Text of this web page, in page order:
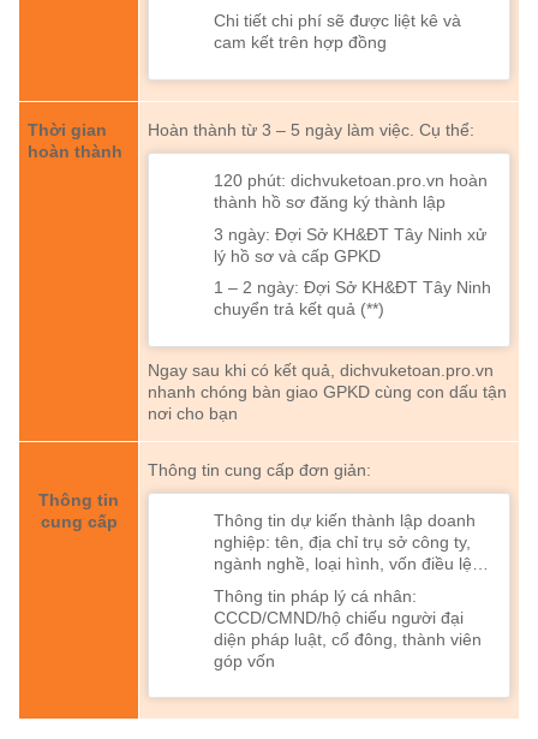
Chi tiết chi phí sẽ được liệt kê và
cam kết trên hợp đồng
Thời gian
hoàn thành
Hoàn thành từ 3 – 5 ngày làm việc. Cụ thể:
120 phút: dichvuketoan.pro.vn hoàn
thành hồ sơ đăng ký thành lập
3 ngày: Đợi Sở KH&ĐT Tây Ninh xử
lý hồ sơ và cấp GPKD
1 – 2 ngày: Đợi Sở KH&ĐT Tây Ninh
chuyển trả kết quả (**)
Ngay sau khi có kết quả, dichvuketoan.pro.vn
nhanh chóng bàn giao GPKD cùng con dấu tận
nơi cho bạn
Thông tin
cung cấp
Thông tin cung cấp đơn giản:
Thông tin dự kiến thành lập doanh
nghiệp: tên, địa chỉ trụ sở công ty,
ngành nghề, loại hình, vốn điều lệ…
Thông tin pháp lý cá nhân:
CCCD/CMND/hộ chiếu người đại
diện pháp luật, cổ đông, thành viên
góp vốn